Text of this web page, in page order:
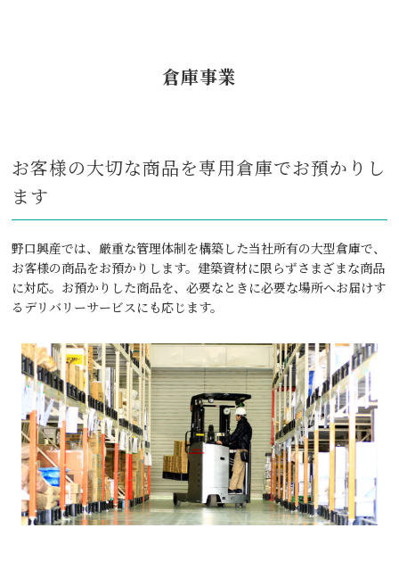
倉庫事業
お客様の⼤切な商品を専⽤倉庫でお預かりし
ます
野⼝興産では、厳重な管理体制を構築した当社所有の⼤型倉庫で、
お客様の商品をお預かりします。建築資材に限らずさまざまな商品
に対応。お預かりした商品を、必要なときに必要な場所へお届けす
るデリバリーサービスにも応じます。